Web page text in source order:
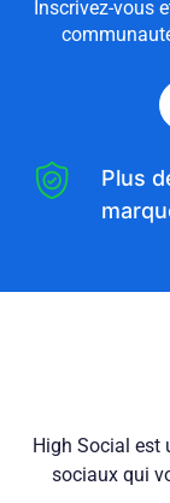
Inscrivez-vous
Plus
High Social est
sociaux qui